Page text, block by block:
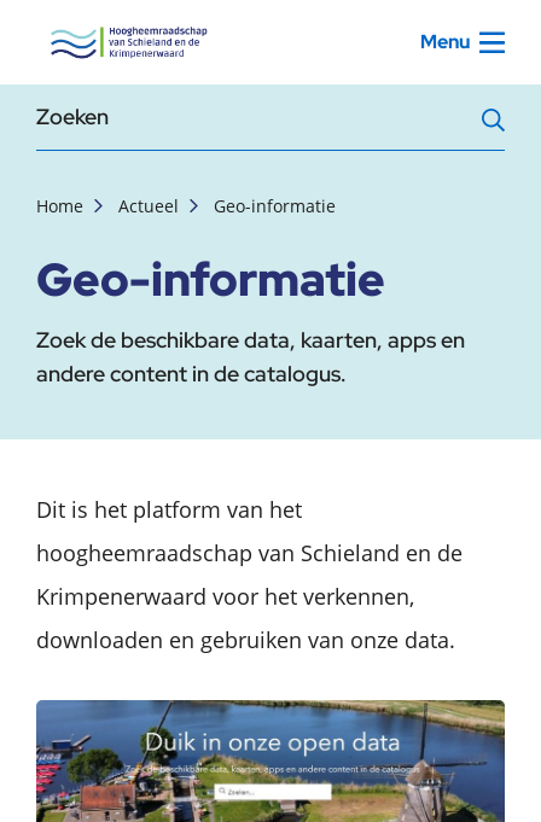
, startpagina Menu
Zoekterm
Home Actueel Geo-informatie
Geo-informatie
Zoek de beschikbare data, kaarten, apps en
andere content in de catalogus.
Dit is het platform van het
hoogheemraadschap van Schieland en de
Krimpenerwaard voor het verkennen,
downloaden en gebruiken van onze data.